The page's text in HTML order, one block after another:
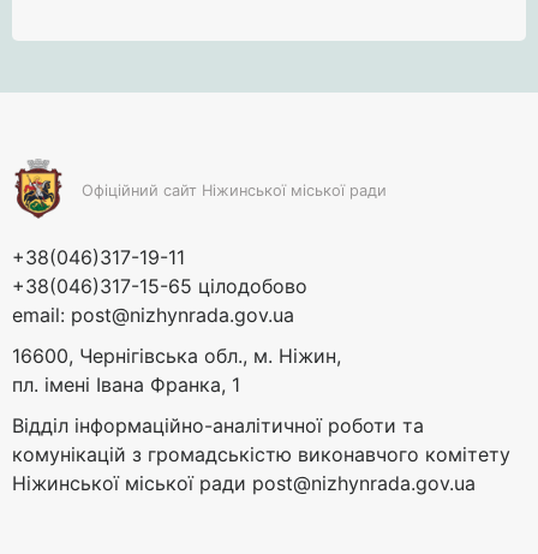
Офіційний сайт Ніжинської міської ради
+38(046)317-19-11
+38(046)317-15-65 цілодобово
email: post@nizhynrada.gov.ua
16600, Чернігівська обл., м. Ніжин,
пл. імені Івана Франка, 1
Відділ інформаційно-аналітичної роботи та
комунікацій з громадськістю виконавчого комітету
Ніжинської міської ради post@nizhynrada.gov.ua